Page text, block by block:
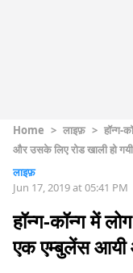
Home > लाइफ़ > हॉन्ग-
और उसके लिए रोड खाली हो गयी
लाइफ़
Jun 17, 2019 at 05:41 PM
हॉन्ग-कॉन्ग में
एक एम्बुलेंस आयी